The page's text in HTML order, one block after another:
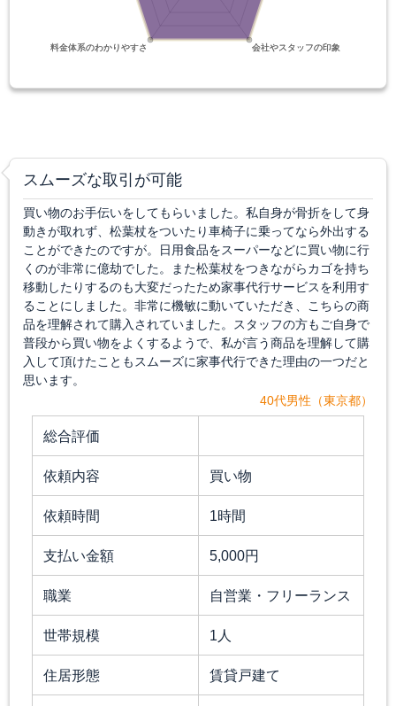
スムーズな取引が可能
買い物のお手伝いをしてもらいました。私自身が骨折をして身
動きが取れず、松葉杖をついたり車椅子に乗ってなら外出する
ことができたのですが。日用食品をスーパーなどに買い物に行
くのが非常に億劫でした。また松葉杖をつきながらカゴを持ち
移動したりするのも大変だったため家事代行サービスを利用す
ることにしました。非常に機敏に動いていただき、こちらの商
品を理解されて購入されていました。スタッフの方もご自身で
普段から買い物をよくするようで、私が言う商品を理解して購
入して頂けたこともスムーズに家事代行できた理由の一つだと
思います。
40代男性（東京都）
総合評価
依頼内容 買い物
依頼時間 1時間
支払い金額 5,000円
職業 自営業・フリーランス
世帯規模 1人
住居形態 賃貸戸建て